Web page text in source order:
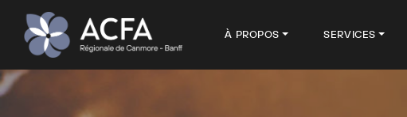
À PROPOS SERVICES